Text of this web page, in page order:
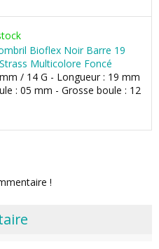
Bioflex Noir Barre 19
Multicolore Foncé
/ 14 G - Longueur : 19 mm
: 05 mm - Grosse boule : 12
!